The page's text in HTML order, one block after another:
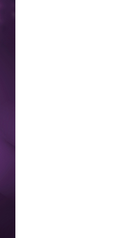
之同意方可使用
，本公司不負相關責
用戶狀況，依本公司
形，本公司將視審查
發現惡意使用之情
額度並採取法律行